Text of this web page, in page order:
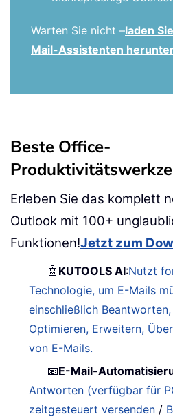
Warten Sie nicht –laden
Mail-Assistenten
Beste Office-
Erleben Sie das komplett
Outlook mit 100+
Funktionen!Jetzt zum
🤖 KUTOOLS AI:Nutzt
Technologie, um E-Mails
einschließlich Beantworten,
Optimieren, Erweitern,
von E-Mails.
📧E-Mail-
Antworten (verfügbar für
zeitgesteuert versenden /